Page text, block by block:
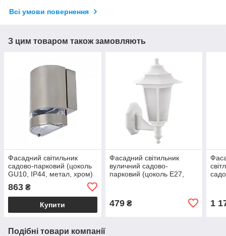
Всі умови повернення
З цим товаром також замовляють
Фасадний світильник
садово-парковий (цоколь
GU10, IP44, метал, хром)
863 ₴
Купити
Фасадний світильник
вуличний садово-
парковий (цоколь Е27,
479₴ 1
Подібні товари компанії